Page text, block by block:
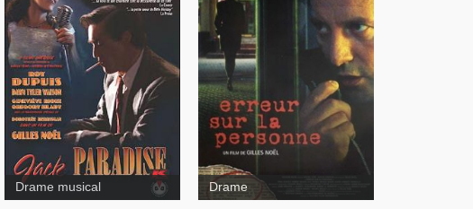
Jack Paradise - Les nuits
de Montréal
Drame musical
Erreur sur la personne
Drame